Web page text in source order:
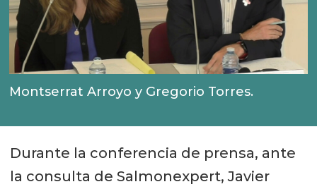
Montserrat Arroyo y Gregorio Torres.
Durante la conferencia de prensa, ante
la consulta de Salmonexpert, Javier